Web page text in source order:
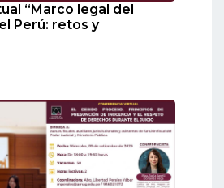
“Marco legal del
Perú: retos y